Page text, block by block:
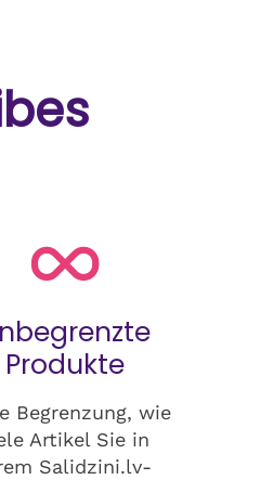
Produkte
Begrenzung, wie
Artikel Sie in
Salidzini.lv-